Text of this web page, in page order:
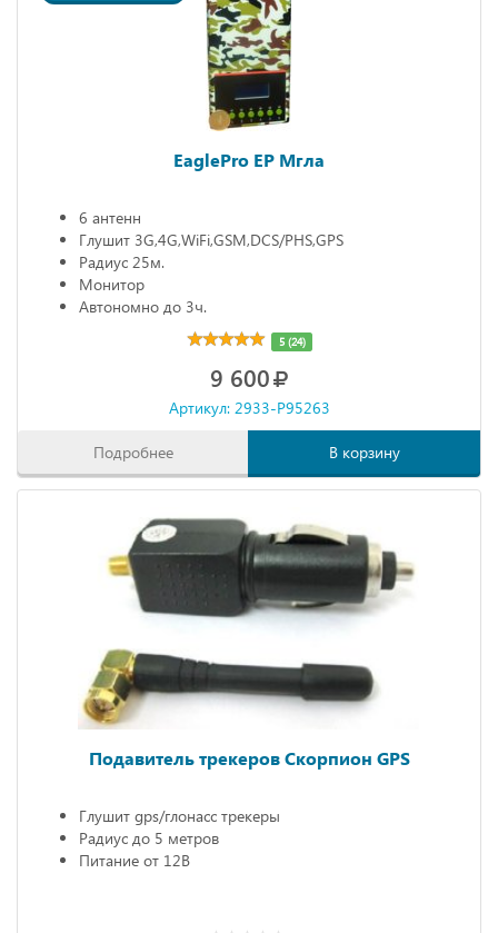
EaglePro EP Мгла
6 антенн
Глушит 3G,4G,WiFi,GSM,DCS/PHS,GPS
Радиус 25м.
Монитор
Автономно до 3ч.
5 (24)
9 600
Артикул: 2933-P95263
Подробнее В корзину
Подавитель трекеров Скорпион GPS
Глушит gps/глонасс трекеры
Радиус до 5 метров
Питание от 12В